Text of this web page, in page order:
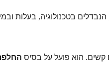
בטכנולוגיה, בעלות
קשים. הוא פועל על בסיס